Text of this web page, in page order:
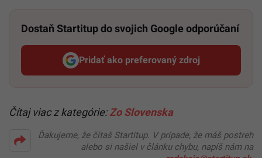
Dostaň Startitup do svojich Google odporúčaní
Pridať ako preferovaný zdroj
Startitup, odkaz sa otvorí v
Čítaj viac z kategórie:Zo Slovenska
Ďakujeme, že čítaš Startitup. V prípade, že máš postreh
alebo si našiel v článku chybu, napíš nám na